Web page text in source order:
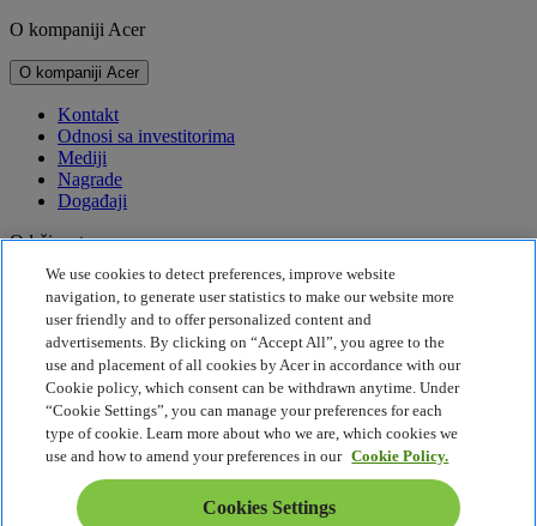
O kompaniji Acer
O kompaniji Acer
Kontakt
Odnosi sa investitorima
Mediji
Nagrade
Događaji
Održivost
Održivost
Korporativna društvena odgovornost
Emisija štetnih gasova za proizvod
Project Humanity
Earthion
Pravila o privatnosti
Pravilnik o kolačićima
Pravno obaveštenje
Dodatne pravne informacije
Politika o jednostavnom pristupu
We use cookies to detect preferences, improve website
navigation, to generate user statistics to make our website more
user friendly and to offer personalized content and
advertisements. By clicking on “Accept All”, you agree to the
use and placement of all cookies by Acer in accordance with our
Cookie policy, which consent can be withdrawn anytime. Under
“Cookie Settings”, you can manage your preferences for each
type of cookie. Learn more about who we are, which cookies we
use and how to amend your preferences in our Cookie Policy.
Cookies Settings